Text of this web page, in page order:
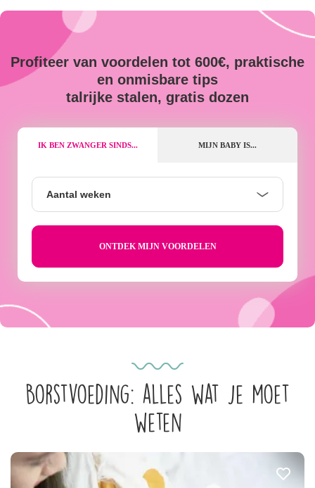
Profiteer van voordelen tot 600€, praktische
en onmisbare tips
talrijke stalen, gratis dozen
IK BEN ZWANGER SINDS... MIJN BABY IS...
Aantal weken
Borstvoeding: alles wat je moet
weten